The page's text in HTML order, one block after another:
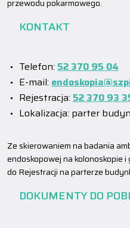
przewodu pokarmowego.
KONTAKT
Telefon: 52 370 95 04
E-mail:
Rejestracja: 52 370 93
Lokalizacja: parter
Ze skierowaniem na badania
endoskopowej na kolonoskopie
do Rejestracji na parterze
DOKUMENTY DO